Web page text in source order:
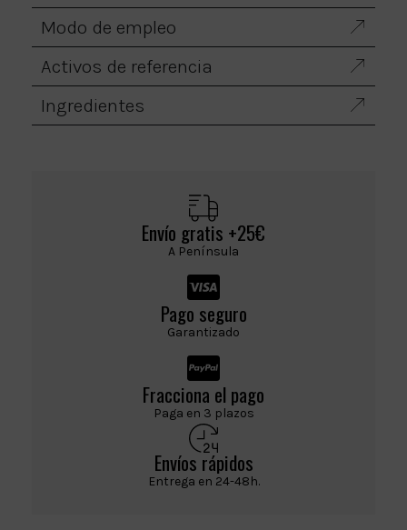
Modo de empleo
Activos de referencia
Ingredientes
Envío gratis +25€
A Península
Pago seguro
Garantizado
Fracciona el pago
Paga en 3 plazos
Envíos rápidos
Entrega en 24-48h.